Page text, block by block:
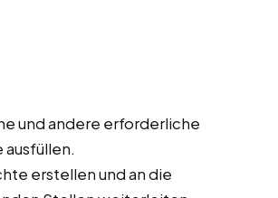
und andere erforderliche
erstellen und an die